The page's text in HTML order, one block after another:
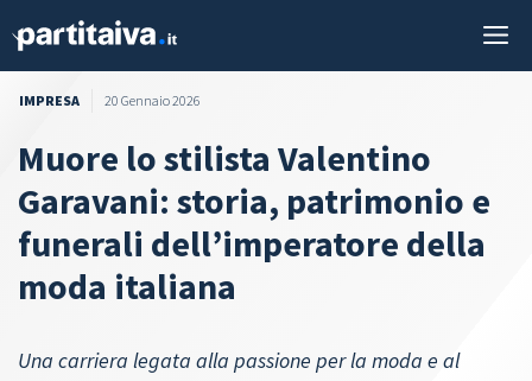
IMPRESA 20 Gennaio 2026
Muore lo stilista Valentino
Garavani: storia, patrimonio e
funerali dell’imperatore della
moda italiana
Una carriera legata alla passione per la moda e al